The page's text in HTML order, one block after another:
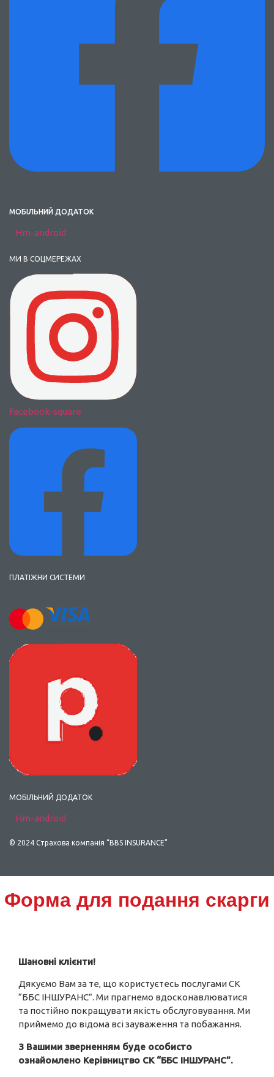
МОБІЛЬНИЙ ДОДАТОК
Hm-android
МИ В СОЦМЕРЕЖАХ
Facebook-square
ПЛАТІЖНИ СИСТЕМИ
МОБІЛЬНИЙ ДОДАТОК
Hm-android
© 2024 Страхова компанія “BBS INSURANCE”
Up
Форма для подання скарги
Шановні клієнти!
Дякуємо Вам за те, що користуєтесь послугами СК
“ББС ІНШУРАНС”. Ми прагнемо вдосконавлюватися
та постійно покращувати якість обслуговування. Ми
приймемо до відома всі зауваження та побажання.
З Вашими зверненням буде особисто
ознайомлено Керівництво СК “ББС ІНШУРАНС”.